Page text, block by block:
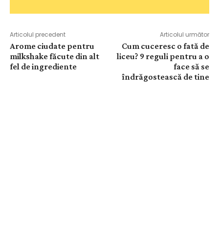
Articolul precedent
Arome ciudate pentru
milkshake făcute din alt
fel de ingrediente
Articolul următor
Cum cuceresc o fată de
liceu? 9 reguli pentru a o
face să se
îndrăgostească de tine